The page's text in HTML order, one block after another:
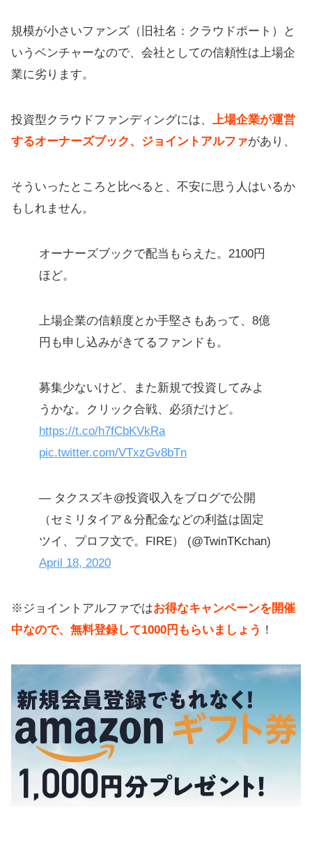
規模が小さいファンズ（旧社名：クラウドポート）と
いうベンチャーなので、会社としての信頼性は上場企
業に劣ります。
投資型クラウドファンディングには、 上場企業が運営
するオーナーズブック、ジョイントアルファがあり、
そういったところと比べると、不安に思う人はいるか
もしれません。
オーナーズブックで配当もらえた。2100円
ほど。
上場企業の信頼度とか手堅さもあって、8億
円も申し込みがきてるファンドも。
募集少ないけど、また新規で投資してみよ
うかな。クリック合戦、必須だけど。
https://t.co/h7fCbKVkRa
pic.twitter.com/VTxzGv8bTn
— タクスズキ@投資収入をブログで公開
（セミリタイア＆分配金などの利益は固定
ツイ、プロフ文で。FIRE） (@TwinTKchan)
April 18, 2020
※ジョイントアルファではお得なキャンペーンを開催
中なので、無料登録して1000円もらいましょう ！